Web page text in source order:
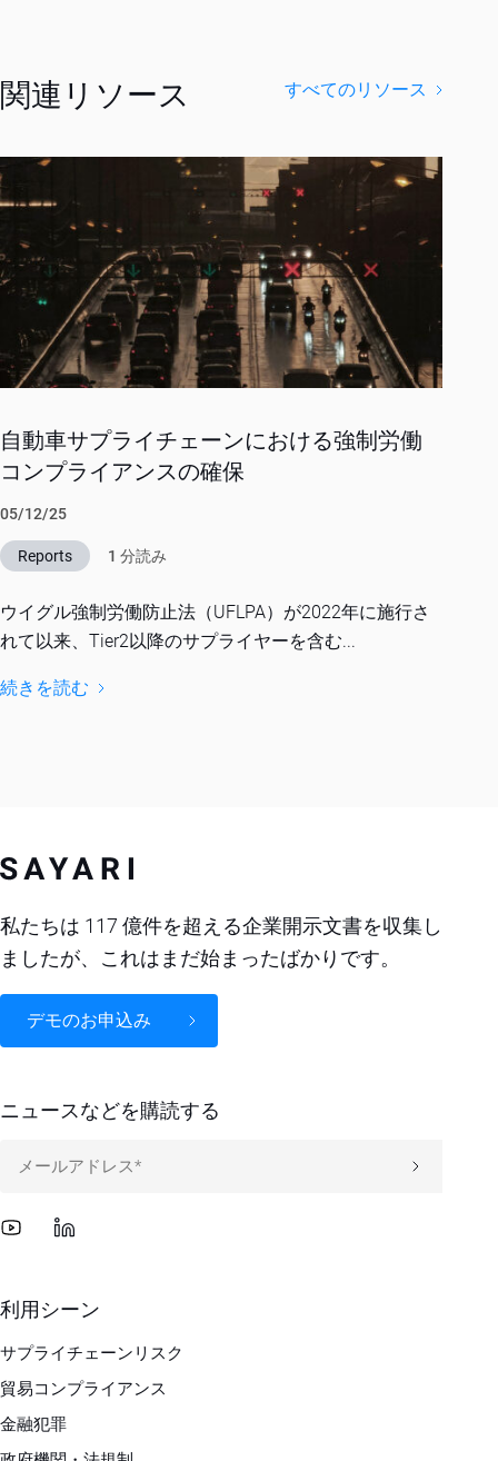
関連リソース すべてのリソース
自動車サプライチェーンにおける強制労働
コンプライアンスの確保
05/12/25
Reports 1 分読み
ウイグル強制労働防止法（UFLPA）が2022年に施行さ
れて以来、Tier2以降のサプライヤーを含む...
続きを読む
私たちは 117 億件を超える企業開示文書を収集し
ましたが、これはまだ始まったばかりです。
デモのお申込み
利用シーン
サプライチェーンリスク
貿易コンプライアンス
金融犯罪
ニュースなどを購読する